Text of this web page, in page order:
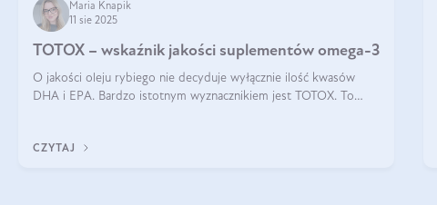
Maria Knapik
11 sie 2025
TOTOX – wskaźnik jakości suplementów omega-3
O jakości oleju rybiego nie decyduje wyłącznie ilość kwasów
DHA i EPA. Bardzo istotnym wyznacznikiem jest TOTOX. To
CZYTAJ